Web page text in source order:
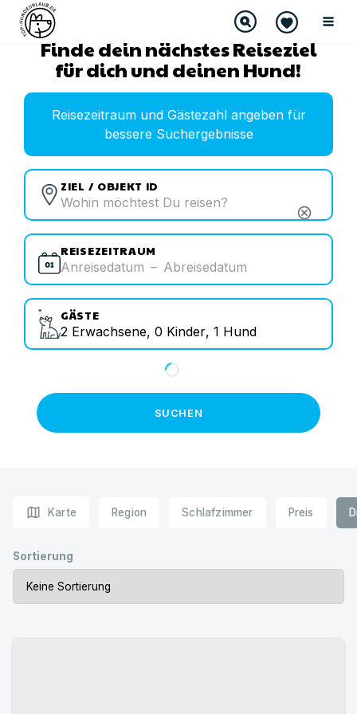
Finde dein nächstes Reiseziel
für dich und deinen Hund!
Reisezeitraum und Gästezahl angeben für
bessere Suchergebnisse
ZIEL / OBJEKT ID
cancel
REISEZEITRAUM
Anreisedatum – Abreisedatum
GÄSTE
2 Erwachsene, 0 Kinder, 1 Hund
SUCHEN
map Karte Region Schlafzimmer Preis
Sortierung